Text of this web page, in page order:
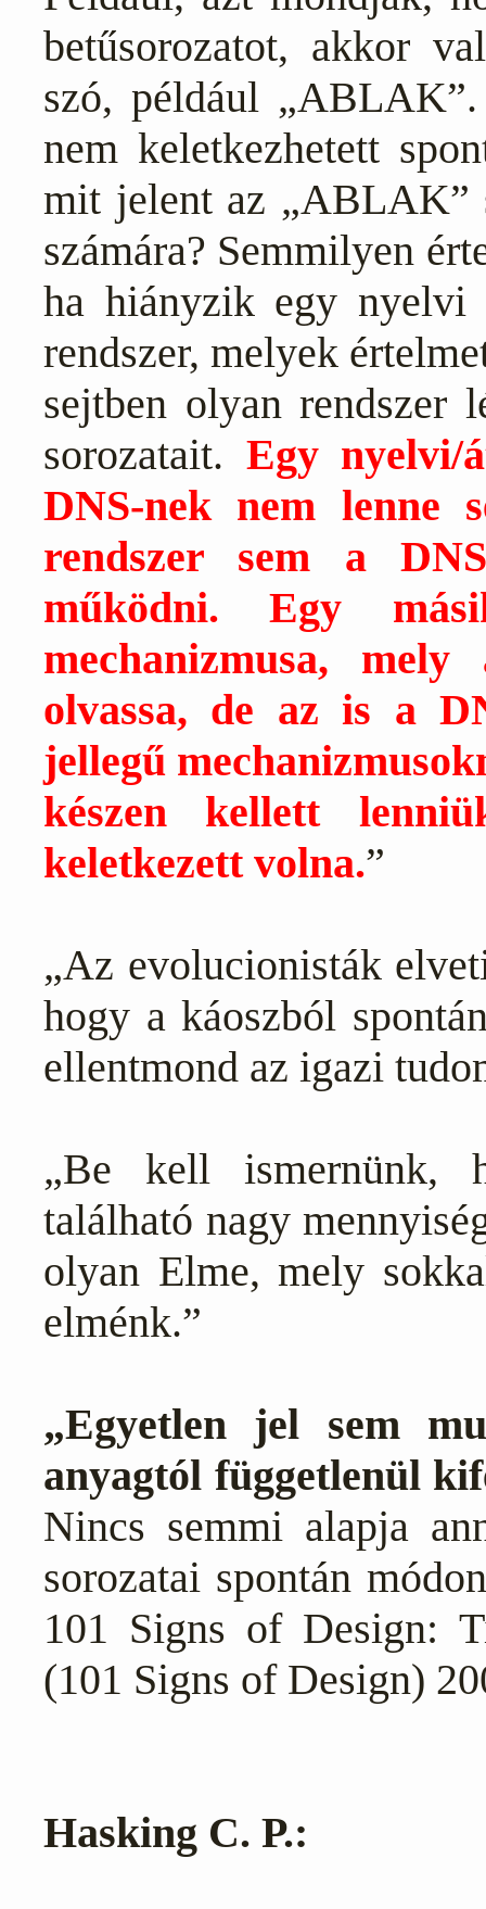
betűsorozatot, akkor
szó, például
nem keletkezhetett
mit jelent az „ABLAK”
számára? Semmilyen
ha hiányzik egy nyelvi
rendszer, melyek
sejtben olyan rendszer
sorozatait. Egy nyelvi/
DNS-nek nem lenne
rendszer sem a
működni. Egy
mechanizmusa,
olvassa, de az is a
jellegű
készen kellett
keletkezett volna.”
„Az evolucionisták
hogy a káoszból
ellentmond az igazi
„Be kell ismernünk,
található nagy
olyan Elme, mely
elménk.”
„Egyetlen jel sem
anyagtól függetlenül
Nincs semmi alapja
sorozatai spontán
101 Signs of Design:
(101 Signs of Design)
Hasking C. P.: